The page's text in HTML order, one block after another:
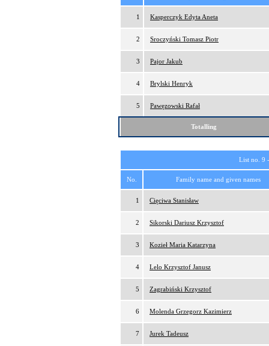
1 Kasperczyk Edyta Aneta
2 Sroczyński Tomasz Piotr
3 Pajor Jakub
4 Brylski Henryk
5 Pawęzowski Rafał
Totalling
List no. 9
No. Family name and given names
1 Cięciwa Stanisław
2 Sikorski Dariusz Krzysztof
3 Kozieł Maria Katarzyna
4 Lelo Krzysztof Janusz
5 Zagrabiński Krzysztof
6 Molenda Grzegorz Kazimierz
7 Jurek Tadeusz